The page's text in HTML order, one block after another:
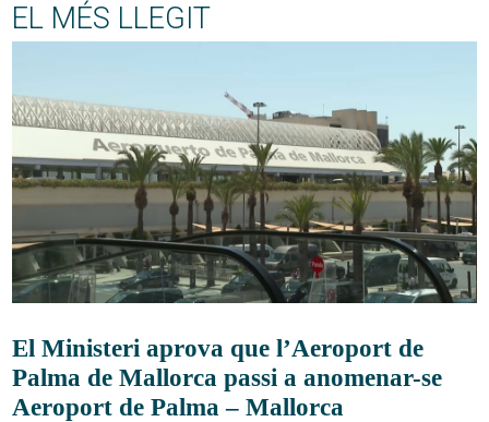
EL MÉS LLEGIT
El Ministeri aprova que l’Aeroport de
Palma de Mallorca passi a anomenar-se
Aeroport de Palma – Mallorca